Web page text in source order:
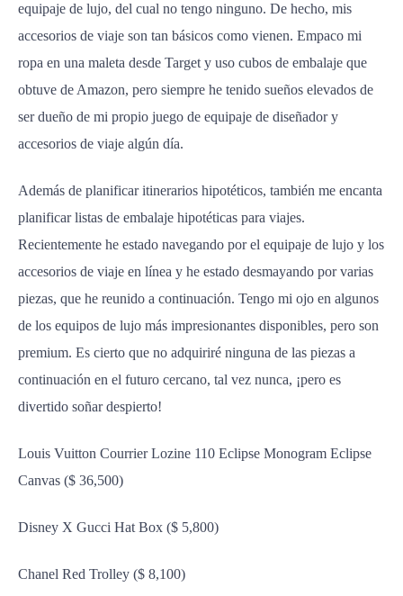
equipaje de lujo, del cual no tengo ninguno. De hecho, mis
accesorios de viaje son tan básicos como vienen. Empaco mi
ropa en una maleta desde Target y uso cubos de embalaje que
obtuve de Amazon, pero siempre he tenido sueños elevados de
ser dueño de mi propio juego de equipaje de diseñador y
accesorios de viaje algún día.
Además de planificar itinerarios hipotéticos, también me encanta
planificar listas de embalaje hipotéticas para viajes.
Recientemente he estado navegando por el equipaje de lujo y los
accesorios de viaje en línea y he estado desmayando por varias
piezas, que he reunido a continuación. Tengo mi ojo en algunos
de los equipos de lujo más impresionantes disponibles, pero son
premium. Es cierto que no adquiriré ninguna de las piezas a
continuación en el futuro cercano, tal vez nunca, ¡pero es
divertido soñar despierto!
Louis Vuitton Courrier Lozine 110 Eclipse Monogram Eclipse
Canvas ($ 36,500)
Disney X Gucci Hat Box ($ 5,800)
Chanel Red Trolley ($ 8,100)